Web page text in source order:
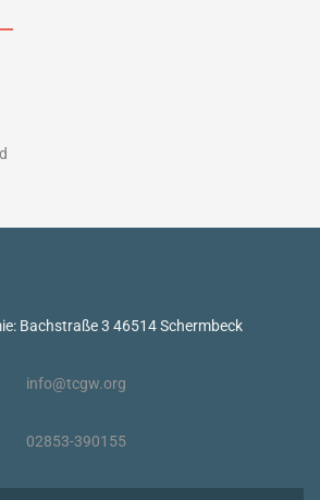
Bachstraße 3 46514 Schermbeck
info@tcgw.org
02853-390155